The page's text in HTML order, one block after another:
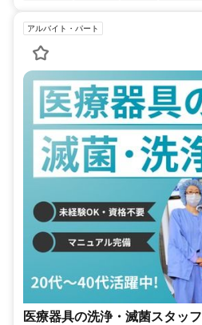
アルバイト・パート
医療器具の洗浄・滅菌スタッフ